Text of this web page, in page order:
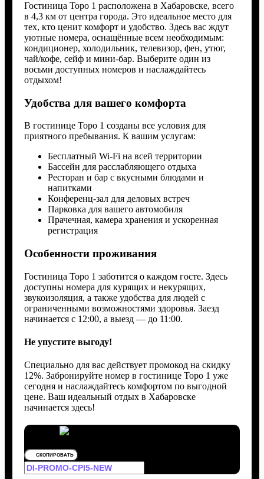
Гостиница Торо 1 расположена в Хабаровске, всего
в 4,3 км от центра города. Это идеальное место для
тех, кто ценит комфорт и удобство. Здесь вас ждут
уютные номера, оснащённые всем необходимым:
кондиционер, холодильник, телевизор, фен, утюг,
чай/кофе, сейф и мини-бар. Выберите один из
восьми доступных номеров и наслаждайтесь
отдыхом!
Удобства для вашего комфорта
В гостинице Торо 1 созданы все условия для
приятного пребывания. К вашим услугам:
Бесплатный Wi-Fi на всей территории
Бассейн для расслабляющего отдыха
Ресторан и бар с вкусными блюдами и
напитками
Конференц-зал для деловых встреч
Парковка для вашего автомобиля
Прачечная, камера хранения и ускоренная
регистрация
Особенности проживания
Гостиница Торо 1 заботится о каждом госте. Здесь
доступны номера для курящих и некурящих,
звукоизоляция, а также удобства для людей с
ограниченными возможностями здоровья. Заезд
начинается с 12:00, а выезд — до 11:00.
Не упустите выгоду!
Специально для вас действует промокод на скидку
12%. Забронируйте номер в гостинице Торо 1 уже
сегодня и наслаждайтесь комфортом по выгодной
цене. Ваш идеальный отдых в Хабаровске
начинается здесь!
СКОПИРОВАТЬ